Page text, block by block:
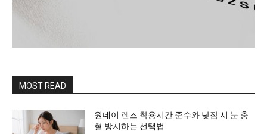
MOST READ
원데이 렌즈 착용시간 준수와 낮잠 시 눈 충
혈 방지하는 선택법